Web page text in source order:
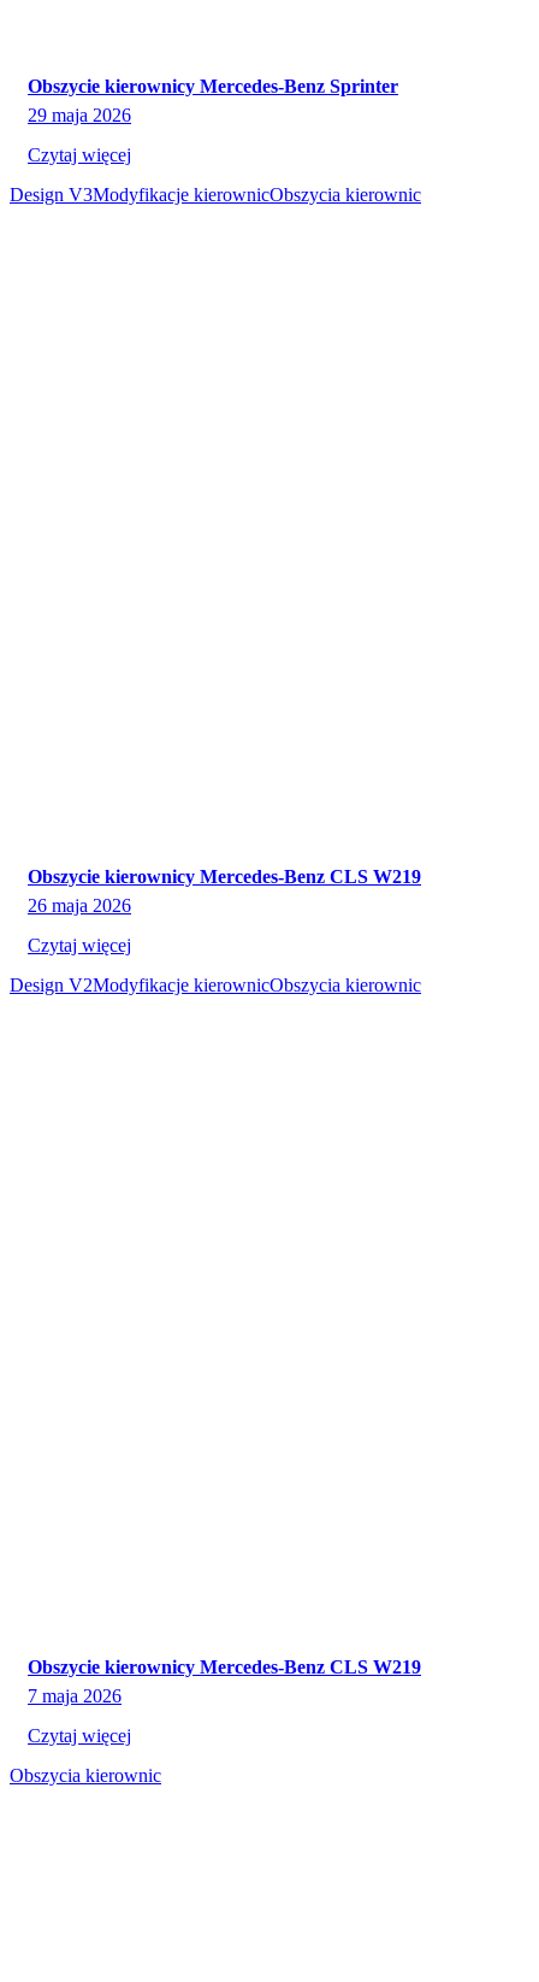
Obszycie kierownicy Mercedes-Benz Sprinter
29 maja 2026
Czytaj więcej
Design V3Modyfikacje kierownicObszycia kierownic
Obszycie kierownicy Mercedes-Benz CLS W219
26 maja 2026
Czytaj więcej
Design V2Modyfikacje kierownicObszycia kierownic
Obszycie kierownicy Mercedes-Benz CLS W219
7 maja 2026
Czytaj więcej
Obszycia kierownic